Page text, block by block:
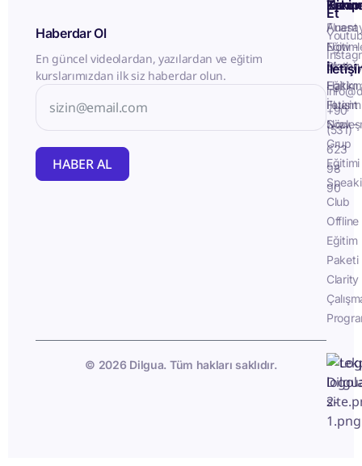
Haberdar Ol
En güncel videolardan, yazılardan ve eğitim
kurslarımızdan ilk siz haberdar olun.
HABER AL
İletişim
Fluent
Now -
Birebir
Eğitim
Fluent
Now -
Grup
Eğitimi
Club
Offline
Eğitim
Paketi
Clarity
Takip
Et
+90
(531)
623
98
90
© 2026 Dilgua. Tüm hakları saklıdır.